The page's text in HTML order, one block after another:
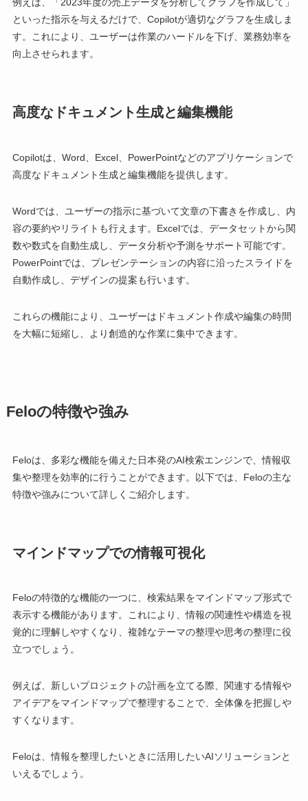
といった指示を与えるだけで、Copilotが適切なグラフを生成しま
す。これにより、ユーザーは作業のハードルを下げ、業務効率を
向上させられます。
高度なドキュメント生成と編集機能
Copilotは、Word、Excel、PowerPointなどのアプリケーションで
高度なドキュメント生成と編集機能を提供します。
Wordでは、ユーザーの指示に基づいて文章の下書きを作成し、内
容の要約やリライトも行えます。Excelでは、データセットから関
数や数式を自動生成し、データ分析や予測をサポート可能です。
PowerPointでは、プレゼンテーションの内容に沿ったスライドを
自動作成し、デザインの提案も行います。
これらの機能により、ユーザーはドキュメント作成や編集の時間
を大幅に短縮し、より創造的な作業に集中できます。
Feloの特徴や強み
Feloは、多彩な機能を備えた日本発のAI検索エンジンで、情報収
集や整理を効率的に行うことができます。以下では、Feloの主な
特徴や強みについて詳しくご紹介します。
マインドマップでの情報可視化
Feloの特徴的な機能の一つに、検索結果をマインドマップ形式で
表示する機能があります。これにより、情報の関連性や構造を視
覚的に理解しやすくなり、複雑なテーマの整理や思考の整理に役
立つでしょう。
例えば、新しいプロジェクトの計画を立てる際、関連する情報や
アイデアをマインドマップで整理することで、全体像を把握しや
すくなります。
Feloは、情報を整理したいときに活用したいAIソリューションと
いえるでしょう。